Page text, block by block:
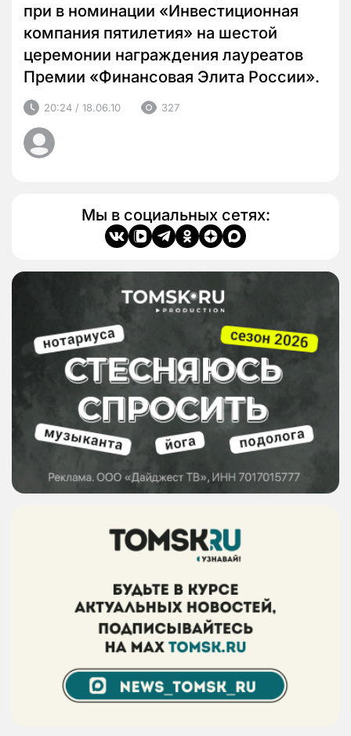
при в номинации «Инвестиционная
компания пятилетия» на шестой
церемонии награждения лауреатов
Премии «Финансовая Элита России».
20:24 / 18.06.10 327
Мы в социальных сетях: